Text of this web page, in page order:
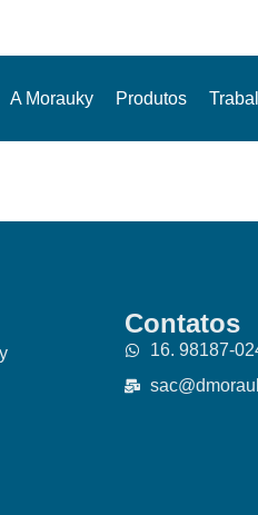
A Morauky Produtos
Contatos
16. 98187-